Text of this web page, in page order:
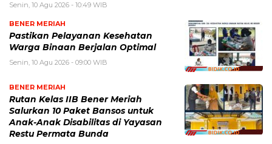
Senin, 10 Agu 2026 - 10:49 WIB
BENER MERIAH
Pastikan Pelayanan Kesehatan
Warga Binaan Berjalan Optimal
Senin, 10 Agu 2026 - 09:00 WIB
BENER MERIAH
Rutan Kelas IIB Bener Meriah
Salurkan 10 Paket Bansos untuk
Anak-Anak Disabilitas di Yayasan
Restu Permata Bunda